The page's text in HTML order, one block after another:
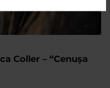
Coller – “Cenușa